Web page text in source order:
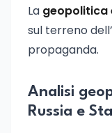
La geopolitica
sul terreno
propaganda.
Analisi
Russia e